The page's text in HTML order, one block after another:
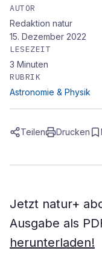
AUTOR
Redaktion natur
15. Dezember 2022
LESEZEIT
3 Minuten
RUBRIK
Astronomie & Physik
Teilen Drucken
Jetzt natur+
Ausgabe als
herunterladen!